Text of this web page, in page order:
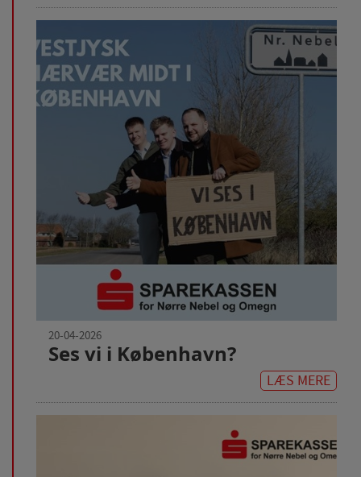
20-04-2026
Ses vi i København?
LÆS MERE